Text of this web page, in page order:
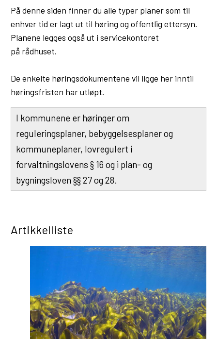
På denne siden finner du alle typer planer som til
enhver tid er lagt ut til høring og offentlig ettersyn.
Planene legges også ut i servicekontoret
på rådhuset.
De enkelte høringsdokumentene vil ligge her inntil
høringsfristen har utløpt.
I kommunene er høringer om
reguleringsplaner, bebyggelsesplaner og
kommuneplaner, lovregulert i
forvaltningslovens § 16 og i plan- og
bygningsloven §§ 27 og 28.
Artikkelliste